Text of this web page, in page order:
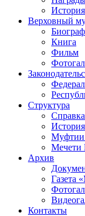
Верховный
Книга
Фильм
Структура
Муфтии
Мечети
Архив
Газета
Контакты